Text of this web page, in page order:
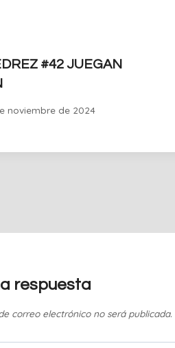
#42 JUEGAN
noviembre de 2024
respuesta
correo electrónico no será publicada.